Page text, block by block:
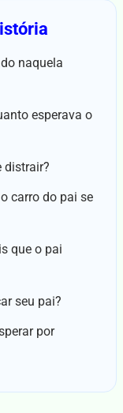
naquela
esperava o
distrair?
carro do pai se
que o pai
seu pai?
por